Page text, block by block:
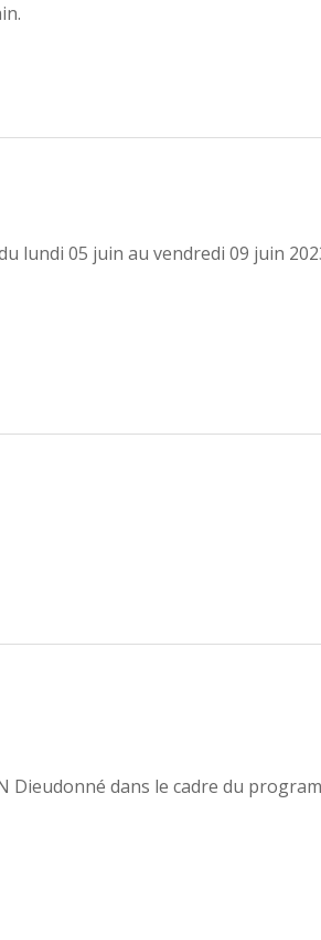
lundi 05 juin au vendredi 09 juin
Dieudonné dans le cadre du